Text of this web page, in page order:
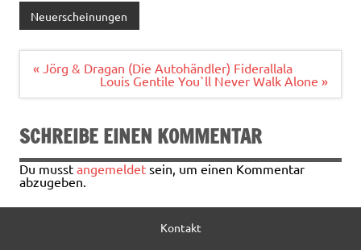
e
b
o
o
k
it
te
r
ai
l
n
Neuerscheinungen
Beitragsnavigation
« Jörg & Dragan (Die Autohändler) Fiderallala
Louis Gentile You`ll Never Walk Alone »
SCHREIBE EINEN KOMMENTAR
Du musst angemeldet sein, um einen Kommentar
abzugeben.
Kontakt